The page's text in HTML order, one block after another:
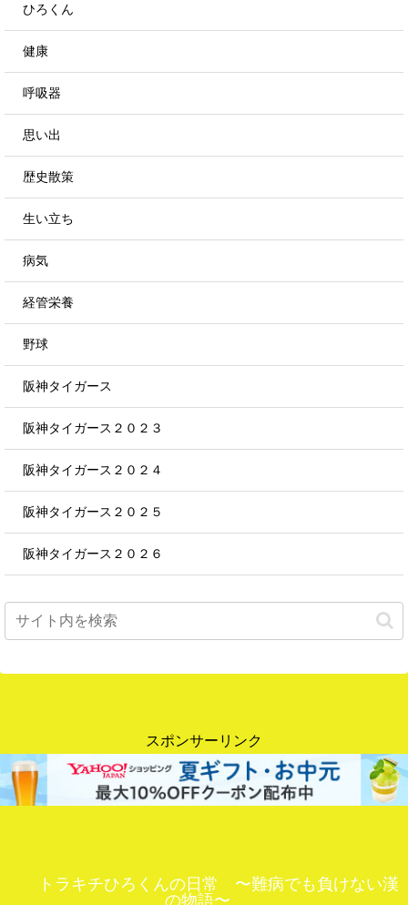
ひろくん
健康
呼吸器
思い出
歴史散策
生い立ち
病気
経管栄養
野球
阪神タイガース
阪神タイガース２０２３
阪神タイガース２０２４
阪神タイガース２０２５
阪神タイガース２０２６
スポンサーリンク
トラキチひろくんの日常 〜難病でも負けない漢
の物語〜